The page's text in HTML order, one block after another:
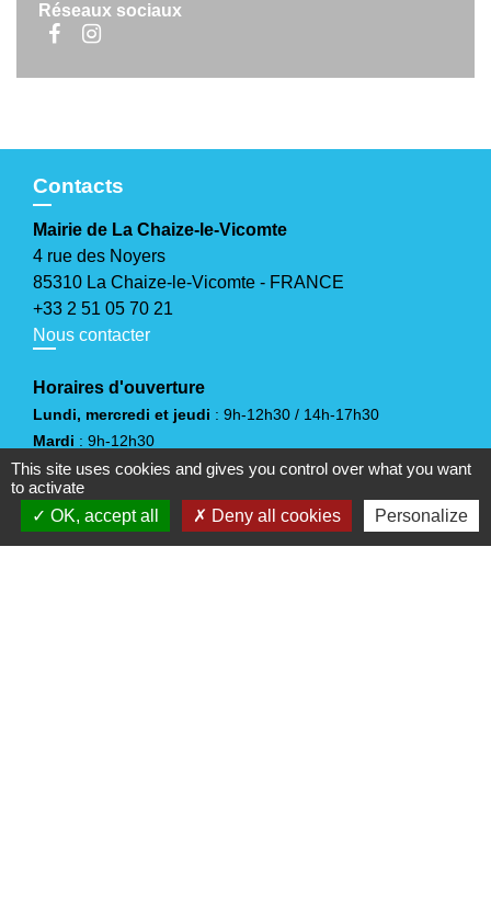
Réseaux sociaux
Contacts
Mairie de La Chaize-le-Vicomte
4 rue des Noyers
85310 La Chaize-le-Vicomte - FRANCE
+33 2 51 05 70 21
Nous contacter
Horaires d'ouverture
Lundi, mercredi et jeudi : 9h-12h30 / 14h-17h30
Mardi : 9h-12h30
Vendredi: 9h-12h30 / 14h-17h
Samedi
This site uses cookies and gives you control over what you want
to activate
OK, accept all
Deny all cookies Personalize